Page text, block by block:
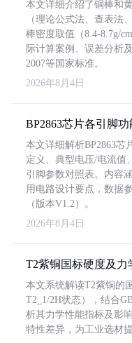
本文详细介绍了铜棒和
（理论公式法、查表法
棒密度取值（8.4-8.7g/
际计算案例、误差分析
2007等国家标准。
2026年8月4日
BP2863芯片各引脚功
本文详细解析BP2863芯
定义、典型电压/电流值
引脚参数对照表。内容
用电路设计要点，数据
（版本V1.2）。
2026年8月4日
T2紫铜国标硬度及力
本文系统解读T2紫铜的
T2_1/2H状态），结合
析其力学性能指标及影
特性差异，为工业选材提